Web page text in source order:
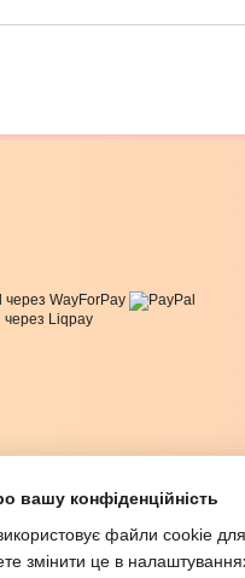
вашу конфіденційність
файли cookie
змінити це в